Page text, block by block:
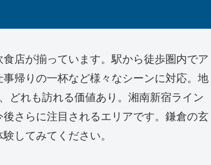
店が揃っています。駅から徒歩圏内でア
帰りの一杯など様々なシーンに対応。地
どれも訪れる価値あり。湘南新宿ライン
さらに注目されるエリアです。鎌倉の玄
してみてください。